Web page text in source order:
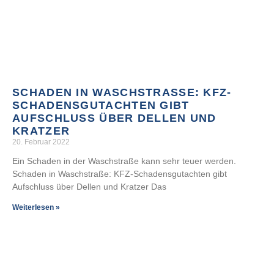
SCHADEN IN WASCHSTRASSE: KFZ-S
CHADENSGUTACHTEN GIBT A
UFSCHLUSS ÜBER DELLEN UND K
RATZER
20. Februar 2022
Ein Schaden in der Waschstraße kann sehr teuer werden.
Schaden in Waschstraße: KFZ-Schadensgutachten gibt
Aufschluss über Dellen und Kratzer Das
Weiterlesen »